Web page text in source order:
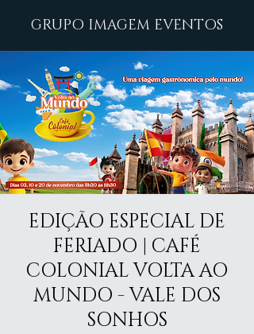
GRUPO IMAGEM EVENTOS
EDIÇÃO ESPECIAL DE
FERIADO | CAFÉ
COLONIAL VOLTA AO
MUNDO - VALE DOS
SONHOS